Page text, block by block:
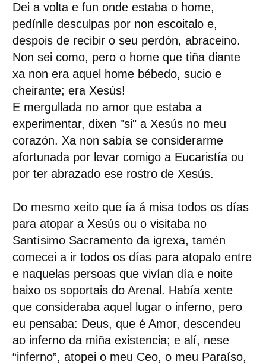
Dei a volta e fun onde estaba o home,
pedínlle desculpas por non escoitalo e,
despois de recibir o seu perdón, abraceino.
Non sei como, pero o home que tiña diante
xa non era aquel home bébedo, sucio e
cheirante; era Xesús!
E mergullada no amor que estaba a
experimentar, dixen "si" a Xesús no meu
corazón. Xa non sabía se considerarme
afortunada por levar comigo a Eucaristía ou
por ter abrazado ese rostro de Xesús.
Do mesmo xeito que ía á misa todos os días
para atopar a Xesús ou o visitaba no
Santísimo Sacramento da igrexa, tamén
comecei a ir todos os días para atopalo entre
e naquelas persoas que vivían día e noite
baixo os soportais do Arenal. Había xente
que consideraba aquel lugar o inferno, pero
eu pensaba: Deus, que é Amor, descendeu
ao inferno da miña existencia; e alí, nese
“inferno”, atopei o meu Ceo, o meu Paraíso,